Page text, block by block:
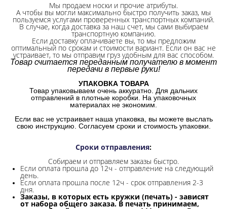
Мы продаем носки и прочие атрибуты.
А чтобы вы могли максимально быстро получить заказ, мы
пользуемся услугами проверенных транспортных компаний.
В случае, когда доставка за наш счет, мы сами выбираем
транспортную компанию.
Если доставку оплачиваете вы, то мы предложим
оптимальный по срокам и стоимости вариант. Если он вас не
устраивает, то мы отправим груз удобным для вас способом.
Товар считается переданным получателю в момент
передачи в первые руки!
УПАКОВКА ТОВАРА
Товар упаковываем очень аккуратно. Для дальних
отправлений в плотные коробки. На упаковочных
материалах не экономим.
Если вас не устраивает наша упаковка, вы можете выслать
свою инструкцию. Согласуем сроки и стоимость упаковки.
Сроки отправления:
Собираем и отправляем заказы быстро.
Если оплата прошла до 12ч - отправление на следующий
день.
Если оплата прошла после 12ч - срок отправления 2-3
дня.
Заказы, в которых есть кружки (печать) - зависят
от набора общего заказа. В печать принимаем,